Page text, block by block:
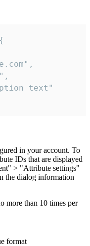
text"
in your account. To
IDs that are displayed
> "Attribute settings"
the dialog information
more than 10 times per
format